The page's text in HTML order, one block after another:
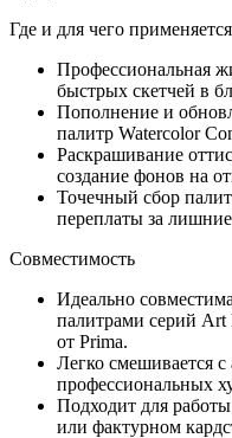
Где и для чего применяется
Профессиональная
быстрых скетчей в
Пополнение и
палитр Watercolor
Раскрашивание
создание фонов на
Точечный сбор
переплаты за
Совместимость
Идеально
палитрами серий Art
от Prima.
Легко смешивается
профессиональных
Подходит для
или фактурном